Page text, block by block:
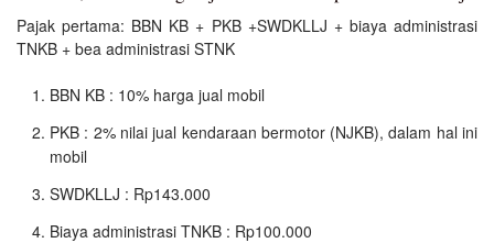
Pajak pertama: BBN KB + PKB +SWDKLLJ + biaya administrasi
TNKB + bea administrasi STNK
BBN KB : 10% harga jual mobil
PKB : 2% nilai jual kendaraan bermotor (NJKB), dalam hal ini
mobil
SWDKLLJ : Rp143.000
Biaya administrasi TNKB : Rp100.000